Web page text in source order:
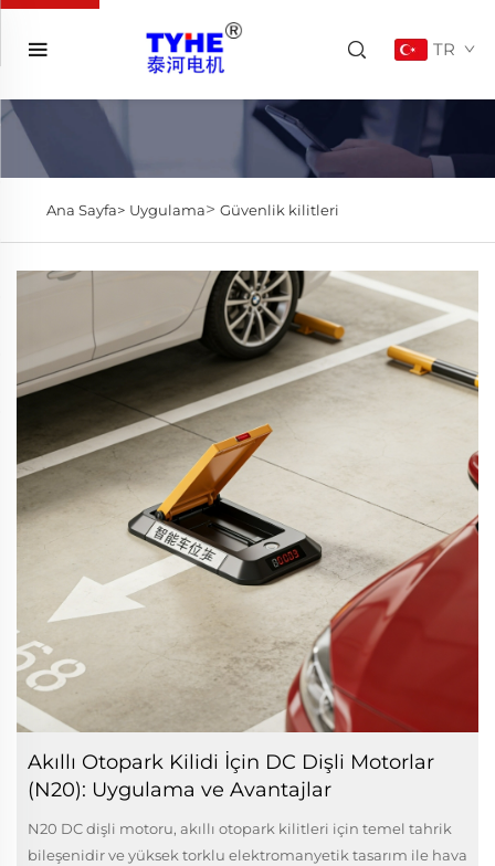
TR
Ana Sayfa> Uygulama> Güvenlik kilitleri
Akıllı Otopark Kilidi İçin DC Dişli Motorlar
(N20): Uygulama ve Avantajlar
N20 DC dişli motoru, akıllı otopark kilitleri için temel tahrik
bileşenidir ve yüksek torklu elektromanyetik tasarım ile hava